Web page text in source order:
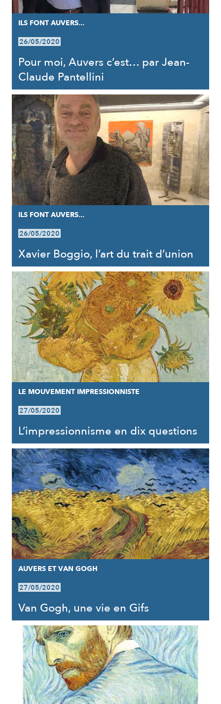
ILS FONT AUVERS...
26/05/2020
Pour moi, Auvers c’est… par Jean-
Claude Pantellini
ILS FONT AUVERS...
26/05/2020
Xavier Boggio, l’art du trait d’union
LE MOUVEMENT IMPRESSIONNISTE
27/05/2020
L’impressionnisme en dix questions
AUVERS ET VAN GOGH
27/05/2020
Van Gogh, une vie en Gifs